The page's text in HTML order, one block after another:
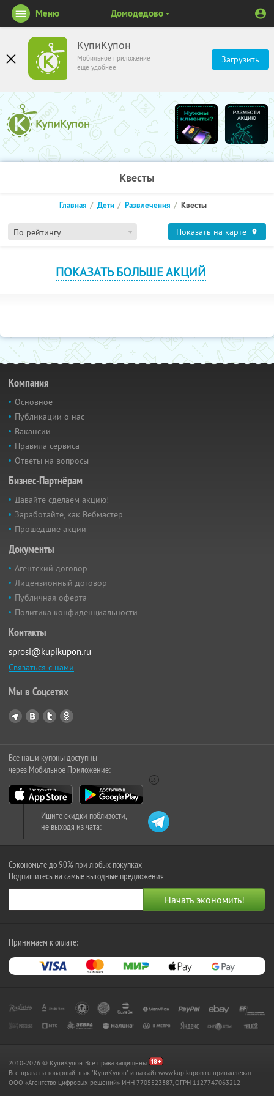
КупиКупон
Мобильное приложение
ещё удобнее
Загрузить
Меню Домодедово
Квесты
По рейтингу
Главная Дети Развлечения Квесты
Показать на карте
ПОКАЗАТЬ БОЛЬШЕ АКЦИЙ
Компания
Основное
Публикации о нас
Вакансии
Правила сервиса
Ответы на вопросы
Бизнес-Партнёрам
Давайте сделаем акцию!
Заработайте, как Вебмастер
Прошедшие акции
Документы
Агентский договор
Лицензионный договор
Публичная оферта
Политика конфиденциальности
Контакты
sprosi@kupikupon.ru
Связаться с нами
Мы в Соцсетях
Все наши купоны доступны
через Мобильное Приложение:
Ищите скидки поблизости,
не выходя из чата:
Сэкономьте до 90% при любых покупках
Подпишитесь на самые выгодные предложения
Принимаем к оплате:
2010-2026 © КупиКупон. Все права защищены.
Все права на товарный знак "КупиКупон" и на сайт www.kupikupon.ru принадлежат
OOO «Агентство цифровых решений» ИНН 7705523387, ОГРН 1127747063212